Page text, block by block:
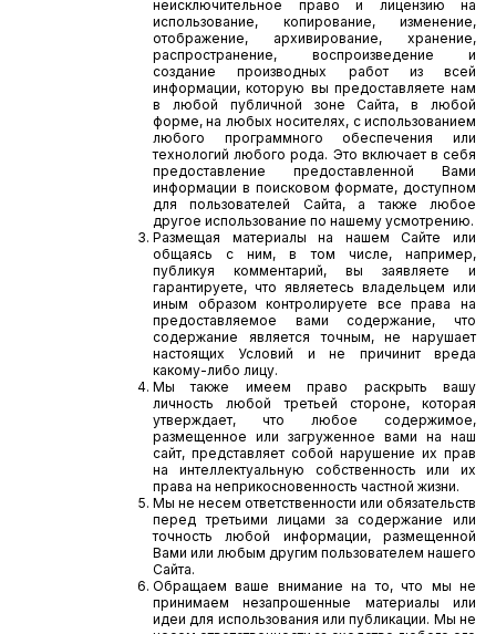
неисключительное право и лицензию на
использование, копирование, изменение,
отображение, архивирование, хранение,
распространение, воспроизведение и
создание производных работ из всей
информации, которую вы предоставляете нам
в любой публичной зоне Сайта, в любой
форме, на любых носителях, с использованием
любого программного обеспечения или
технологий любого рода. Это включает в себя
предоставление предоставленной Вами
информации в поисковом формате, доступном
для пользователей Сайта, а также любое
другое использование по нашему усмотрению.
Размещая материалы на нашем Сайте или
общаясь с ним, в том числе, например,
публикуя комментарий, вы заявляете и
гарантируете, что являетесь владельцем или
иным образом контролируете все права на
предоставляемое вами содержание, что
содержание является точным, не нарушает
настоящих Условий и не причинит вреда
какому-либо лицу.
Мы также имеем право раскрыть вашу
личность любой третьей стороне, которая
утверждает, что любое содержимое,
размещенное или загруженное вами на наш
сайт, представляет собой нарушение их прав
на интеллектуальную собственность или их
права на неприкосновенность частной жизни.
Мы не несем ответственности или обязательств
перед третьими лицами за содержание или
точность любой информации, размещенной
Вами или любым другим пользователем нашего
Сайта.
Обращаем ваше внимание на то, что мы не
принимаем незапрошенные материалы или
идеи для использования или публикации. Мы не